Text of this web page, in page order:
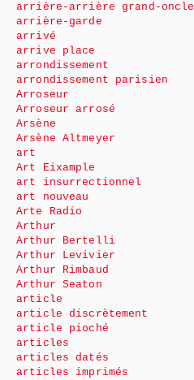
arrière-arrière grand-oncle
arrière-garde
arrivé
arrive place
arrondissement
arrondissement parisien
Arroseur
Arroseur arrosé
Arsène
Arsène Altmeyer
art
Art Eixample
art insurrectionnel
art nouveau
Arte Radio
Arthur
Arthur Bertelli
Arthur Levivier
Arthur Rimbaud
Arthur Seaton
article
article discrètement
article pioché
articles
articles datés
articles imprimés